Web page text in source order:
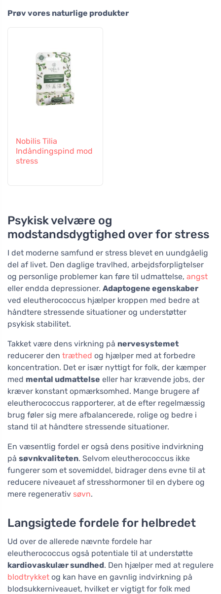
Prøv vores naturlige produkter
Nobilis Tilia
Indåndingspind mod
stress
Psykisk velvære og
modstandsdygtighed over for stress
I det moderne samfund er stress blevet en uundgåelig
del af livet. Den daglige travlhed, arbejdsforpligtelser
og personlige problemer kan føre til udmattelse, angst
eller endda depressioner. Adaptogene egenskaber
ved eleutherococcus hjælper kroppen med bedre at
håndtere stressende situationer og understøtter
psykisk stabilitet.
Takket være dens virkning på nervesystemet
reducerer den træthed og hjælper med at forbedre
koncentration. Det er især nyttigt for folk, der kæmper
med mental udmattelse eller har krævende jobs, der
kræver konstant opmærksomhed. Mange brugere af
eleutherococcus rapporterer, at de efter regelmæssig
brug føler sig mere afbalancerede, rolige og bedre i
stand til at håndtere stressende situationer.
En væsentlig fordel er også dens positive indvirkning
på søvnkvaliteten. Selvom eleutherococcus ikke
fungerer som et sovemiddel, bidrager dens evne til at
reducere niveauet af stresshormoner til en dybere og
mere regenerativ søvn.
Langsigtede fordele for helbredet
Ud over de allerede nævnte fordele har
eleutherococcus også potentiale til at understøtte
kardiovaskulær sundhed. Den hjælper med at regulere
blodtrykket og kan have en gavnlig indvirkning på
blodsukkerniveauet, hvilket er vigtigt for folk med